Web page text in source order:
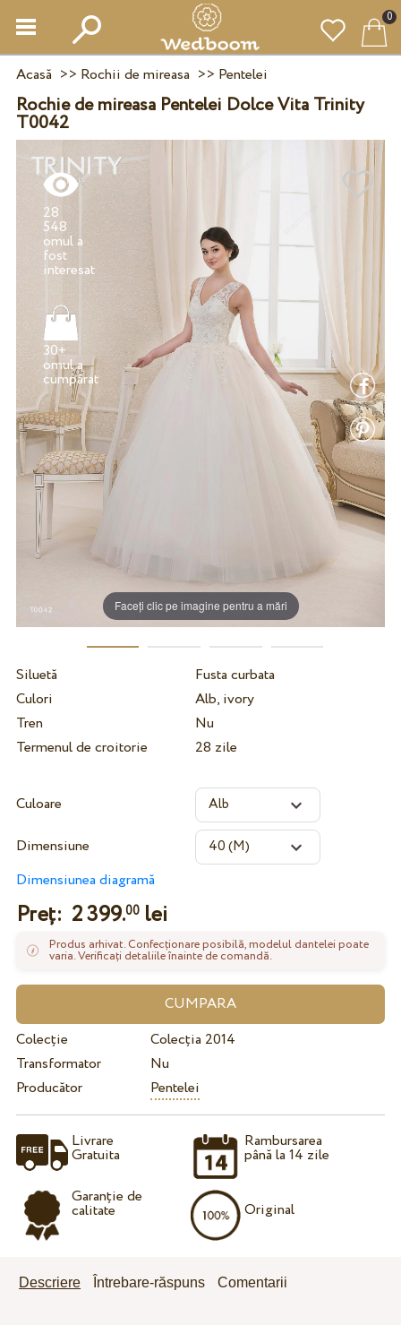
0
Acasă >> Rochii de mireasa >> Pentelei
Rochie de mireasa Pentelei Dolce Vita Trinity
T0042
Faceți clic pe imagine pentru a mări
28
548
omul a
fost
30+
omul a
Siluetă
Fusta curbata
Culori
Alb, ivory
Tren
Nu
Termenul de croitorie
28 zile
Culoare
Dimensiune
Dimensiunea diagramă
Preț: 2 399.00lei
Produs arhivat. Confecționare posibilă, modelul dantelei poate
varia. Verificați detaliile înainte de comandă.
Colecție
Colecția 2014
Transformator
Nu
Producător
Pentelei
Livrare
Gratuita
Garanție de
calitate
Rambursarea
până la 14 zile
Original
Descriere Întrebare-răspuns Comentarii